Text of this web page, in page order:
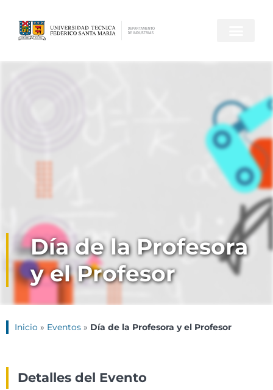
Día de la Profesora
y el Profesor
Inicio » Eventos » Día de la Profesora y el Profesor
Detalles del Evento